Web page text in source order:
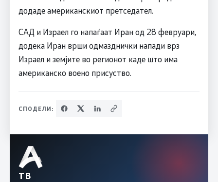
додаде американскиот претседател.
САД и Израел го напаѓаат Иран од 28 февруари,
додека Иран врши одмазднички напади врз
Израел и земјите во регионот каде што има
американско воено присуство.
СПОДЕЛИ:
ТВ